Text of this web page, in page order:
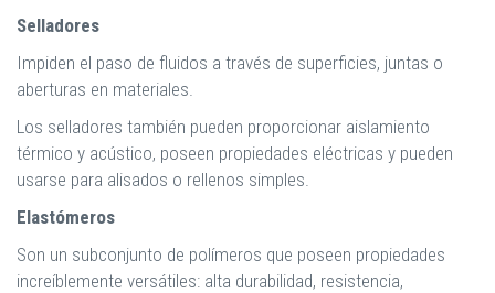
Selladores
Impiden el paso de fluidos a través de superficies, juntas o
aberturas en materiales.
Los selladores también pueden proporcionar aislamiento
térmico y acústico, poseen propiedades eléctricas y pueden
usarse para alisados ​​o rellenos simples.
Elastómeros
Son un subconjunto de polímeros que poseen propiedades
increíblemente versátiles: alta durabilidad, resistencia,